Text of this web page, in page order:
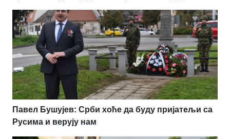
Павел Бушујев: Срби хоће да буду пријатељи са
Русима и верују нам